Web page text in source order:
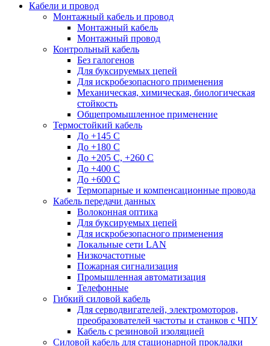
Кабели и провод
Монтажный кабель и провод
Монтажный кабель
Монтажный провод
Контрольный кабель
Без галогенов
Для буксируемых цепей
Для искробезопасного применения
Механическая, химическая, биологическая
стойкость
Общепромышленное применение
Термостойкий кабель
До +145 С
До +180 C
До +205 С, +260 С
До +400 C
До +600 С
Термопарные и компенсационные провода
Кабель передачи данных
Волоконная оптика
Для буксируемых цепей
Для искробезопасного применения
Локальные сети LAN
Низкочастотные
Пожарная сигнализация
Промышленная автоматизация
Телефонные
Гибкий силовой кабель
Для серводвигателей, электромоторов,
преобразователей частоты и станков с ЧПУ
Кабель с резиновой изоляцией
Силовой кабель для стационарной прокладки